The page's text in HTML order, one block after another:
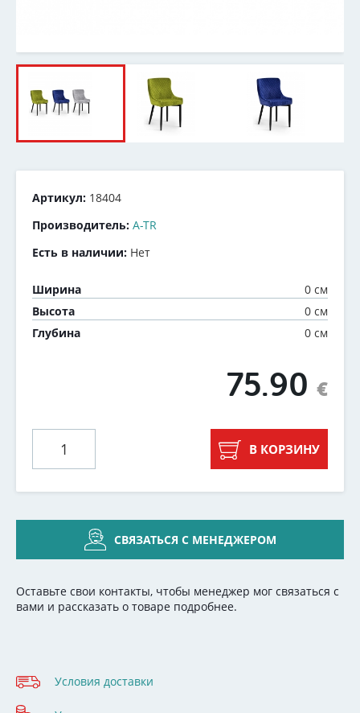
Артикул: 18404
Производитель: A-TR
Есть в наличии: Нет
Ширина
0 см
Высота
0 см
Глубина
0 см
75.90 €
В КОРЗИНУ
СВЯЗАТЬСЯ С МЕНЕДЖЕРОМ
Оставьте свои контакты, чтобы менеджер мог связаться с
вами и рассказать о товаре подробнее.
Условия доставки